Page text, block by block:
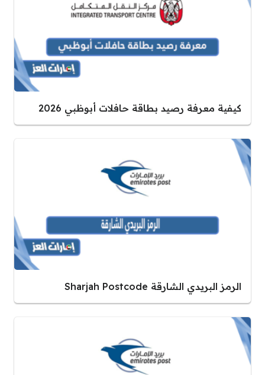
كيفية معرفة رصيد بطاقة حافلات أبوظبي 2026
الرمز البريدي الشارقة Sharjah Postcode